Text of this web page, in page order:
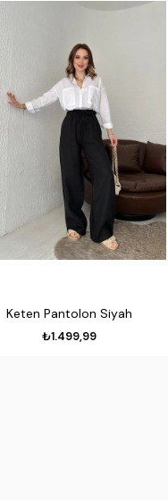
Keten Pantolon Siyah
₺1.499,99